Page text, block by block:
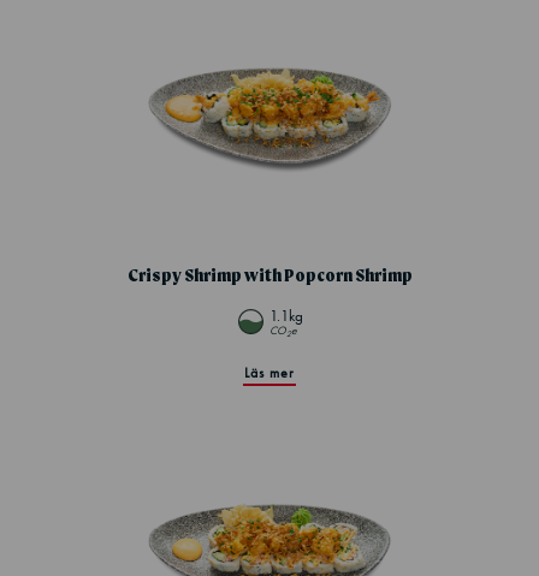
Crispy Shrimp with Popcorn Shrimp
1.1kg
CO2e
Läs mer